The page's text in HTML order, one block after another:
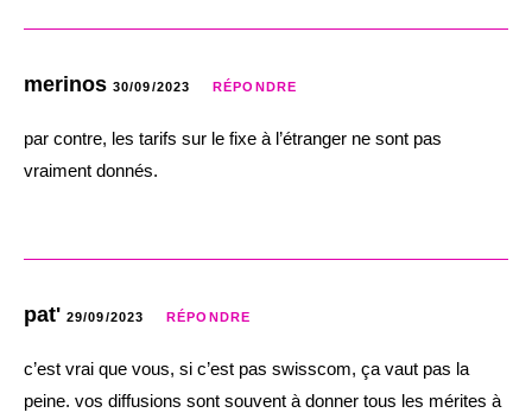
merinos 30/09/2023 RÉPONDRE
par contre, les tarifs sur le fixe à l’étranger ne sont pas
vraiment donnés.
pat' 29/09/2023 RÉPONDRE
c’est vrai que vous, si c’est pas swisscom, ça vaut pas la
peine. vos diffusions sont souvent à donner tous les mérites à